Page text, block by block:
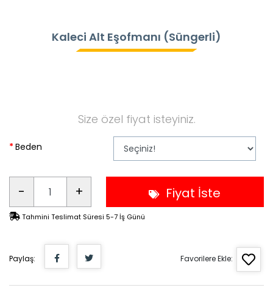
Kaleci Alt Eşofmanı (Süngerli)
Size özel fiyat isteyiniz.
Beden
- + Fiyat İste
Tahmini Teslimat Süresi 5-7 İş Günü
Paylaş: Favorilere Ekle: